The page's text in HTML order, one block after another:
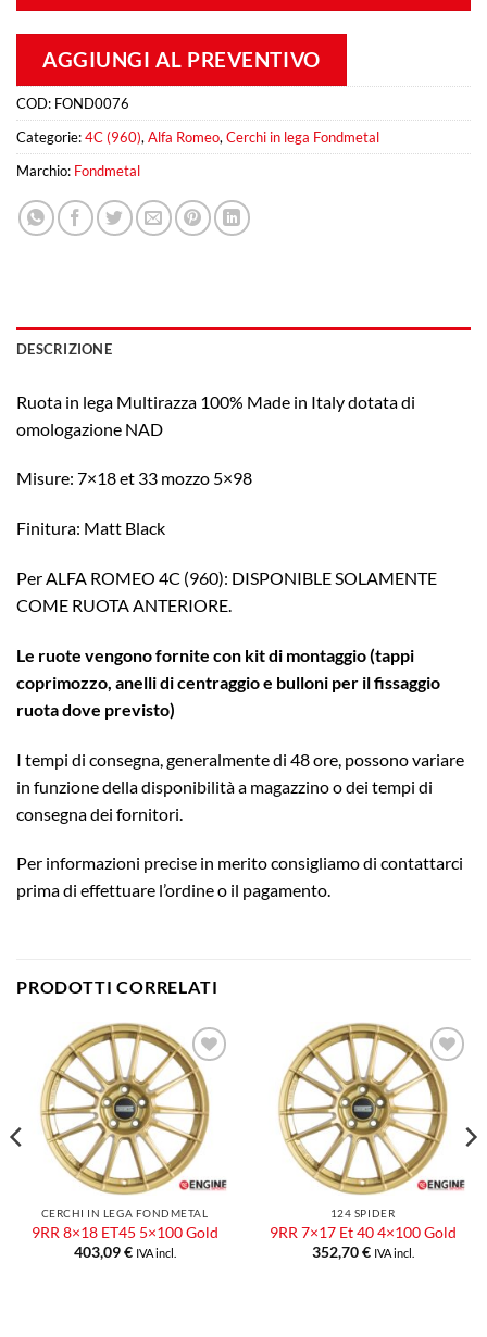
AGGIUNGI AL PREVENTIVO
COD: FOND0076
Categorie:4C (960), Alfa Romeo, Cerchi in lega Fondmetal
Marchio: Fondmetal
DESCRIZIONE
Ruota in lega Multirazza 100% Made in Italy dotata di
omologazione NAD
Misure: 7×18 et 33 mozzo 5×98
Finitura: Matt Black
Per ALFA ROMEO 4C (960): DISPONIBLE SOLAMENTE
COME RUOTA ANTERIORE.
Le ruote vengono fornite con kit di montaggio (tappi
coprimozzo, anelli di centraggio e bulloni per il fissaggio
ruota dove previsto)
I tempi di consegna, generalmente di 48 ore, possono variare
in funzione della disponibilità a magazzino o dei tempi di
consegna dei fornitori.
Per informazioni precise in merito consigliamo di contattarci
prima di effettuare l’ordine o il pagamento.
PRODOTTI CORRELATI
Aggiungi
alla lista
dei
desideri
CERCHI IN LEGA FONDMETAL
9RR 8×18 ET45 5×100 Gold
403,09€ IVA incl.
Aggiungi
alla lista
dei
desideri
124 SPIDER
9RR 7×17 Et 40 4×100 Gold
352,70€ IVA incl.